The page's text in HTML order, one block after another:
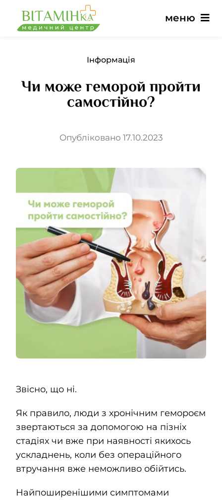
вмісту
меню
Головна
Послуги
Відгуки
Новини
Контакти
UK
Інформація
Чи може геморой пройти
самостійно?
Опубліковано 17.10.2023
Звісно, що ні.
Як правило, люди з хронічним гемороєм
звертаються за допомогою на пізніх
стадіях чи вже при наявності якихось
ускладнень, коли без операційного
втручання вже неможливо обійтись.
Найпоширенішими симптомами